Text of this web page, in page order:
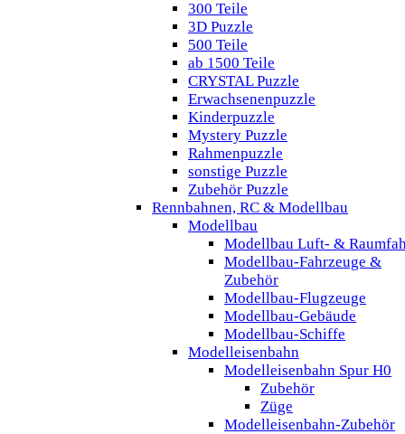
300 Teile
3D Puzzle
500 Teile
ab 1500 Teile
CRYSTAL Puzzle
Erwachsenenpuzzle
Kinderpuzzle
Mystery Puzzle
Rahmenpuzzle
sonstige Puzzle
Zubehör Puzzle
Rennbahnen, RC & Modellbau
Modellbau
Modellbau Luft- &
Modellbau-Fahrzeuge &
Zubehör
Modellbau-Flugzeuge
Modellbau-Gebäude
Modellbau-Schiffe
Modelleisenbahn
Modelleisenbahn Spur H0
Zubehör
Züge
Modelleisenbahn-Zubehör